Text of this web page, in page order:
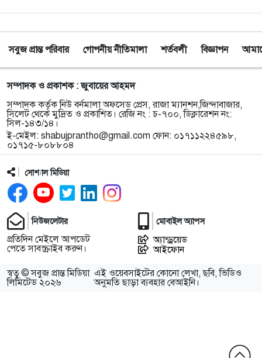
সবুজ প্রান্ত পরিবার গোপনীয় নীতিমালা শর্তবলী বিজ্ঞাপন
সম্পাদক ও প্রকাশক : জুবায়ের আহমদ
সম্পাদক কর্তৃক নিউ বর্নমালা অফসেড প্রেস, রাজা ম্যানশন,জিন্দাবাজার,
সিলেট থেকে মুদ্রিত ও প্রকাশিত। রেজি নং : চ-৭০০, ডিক্লারেশন নং:
সিল-১৪৩/১৪।
ই-মেইল: shabujprantho@gmail.com ফোন: ০১৭১১২২৪৫৯৮,
০১৭১৫-৮০৮৮০৪
সোশ্যাল মিডিয়া
নিউজলেটার
প্রতিদিন মেইলে আপডেট
পেতে সাবস্ক্রাইব করুন।
মোবাইল অ্যাপস
অ্যান্ড্রয়েড
আইফোন
স্বত্ব © সবুজ প্রান্ত মিডিয়া
লিমিটেড ২০২৬
এই ওয়েবসাইটের কোনো লেখা, ছবি, ভিডিও
অনুমতি ছাড়া ব্যবহার বেআইনি।